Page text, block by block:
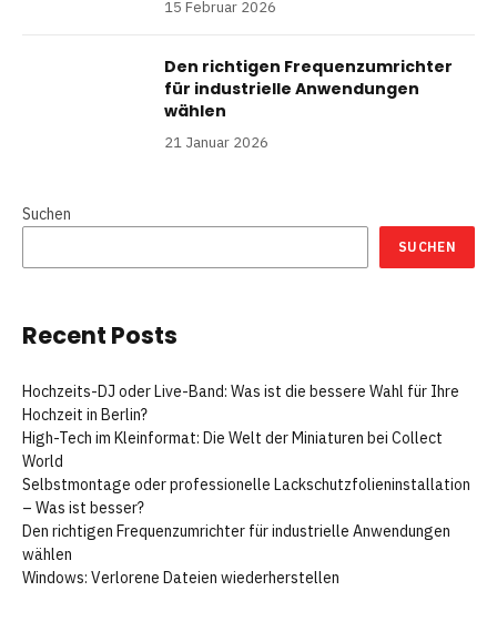
15 Februar 2026
Den richtigen Frequenzumrichter
für industrielle Anwendungen
wählen
21 Januar 2026
Suchen
SUCHEN
Recent Posts
Hochzeits-DJ oder Live-Band: Was ist die bessere Wahl für Ihre
Hochzeit in Berlin?
High-Tech im Kleinformat: Die Welt der Miniaturen bei Collect
World
Selbstmontage oder professionelle Lackschutzfolieninstallation
– Was ist besser?
Den richtigen Frequenzumrichter für industrielle Anwendungen
wählen
Windows: Verlorene Dateien wiederherstellen